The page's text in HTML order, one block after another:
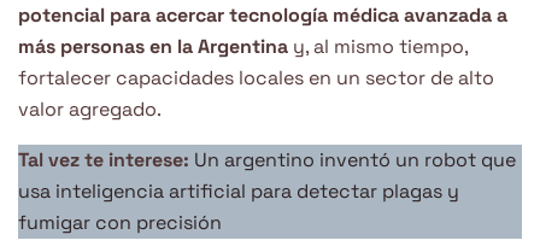
potencial para acercar tecnología médica avanzada a
más personas en la Argentina y, al mismo tiempo,
fortalecer capacidades locales en un sector de alto
valor agregado.
Tal vez te interese: Un argentino inventó un robot que
usa inteligencia artificial para detectar plagas y
fumigar con precisión